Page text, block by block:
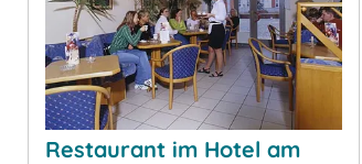
Restaurant im Hotel am